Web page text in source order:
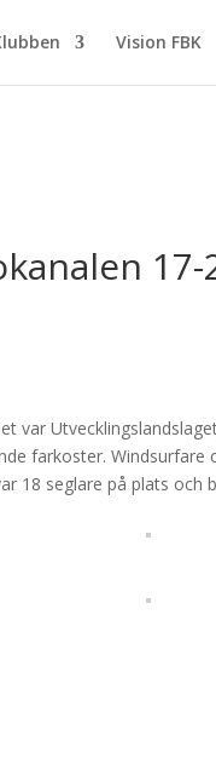
Vision FBK
17-
var
farkoster.
18 seglare på plats och